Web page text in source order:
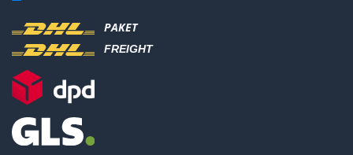
PAKET
FREIGHT